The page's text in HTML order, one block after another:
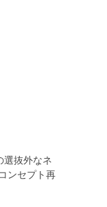
選抜外なネ
ンセプト再